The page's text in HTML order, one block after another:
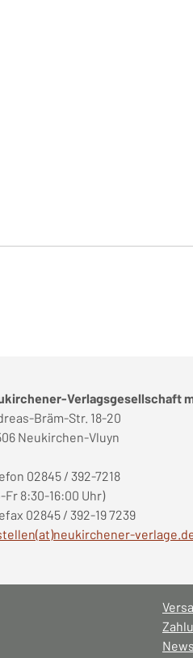
Verlagsgesellschaft
Bräm-Str. 18-20
Neukirchen-Vluyn
02845 / 392-7218
Fr 8:30-16:00 Uhr)
02845 / 392-19 7239